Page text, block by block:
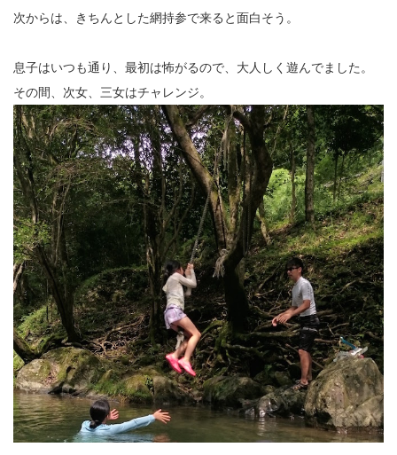
次からは、きちんとした網持参で来ると面白そう。
息子はいつも通り、最初は怖がるので、大人しく遊んでました。
その間、次女、三女はチャレンジ。